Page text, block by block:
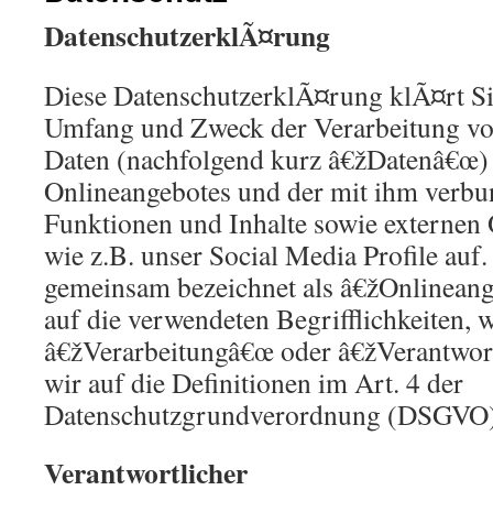
DatenschutzerklÃ¤rung
Diese DatenschutzerklÃ¤rung klÃ¤rt
Umfang und Zweck der Verarbeitung
Daten (nachfolgend kurz
Onlineangebotes und der mit ihm
Funktionen und Inhalte sowie externen
wie z.B. unser Social Media Profile
gemeinsam bezeichnet als
auf die verwendeten Begrifflichkeiten,
â€žVerarbeitungâ€œ oder
wir auf die Definitionen im Art. 4 der
Datenschutzgrundverordnung
Verantwortlicher